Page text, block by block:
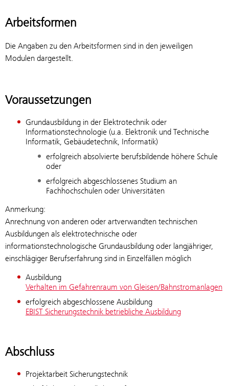
Arbeitsformen
Die Angaben zu den Arbeitsformen sind in den jeweiligen
Modulen dargestellt.
Voraussetzungen
Grundausbildung in der Elektrotechnik oder
Informationstechnologie (u.a. Elektronik und Technische
Informatik, Gebäudetechnik, Informatik)
erfolgreich absolvierte berufsbildende höhere Schule
oder
erfolgreich abgeschlossenes Studium an
Fachhochschulen oder Universitäten
Anmerkung:
Anrechnung von anderen oder artverwandten technischen
Ausbildungen als elektrotechnische oder
informationstechnologische Grundausbildung oder langjähriger,
einschlägiger Berufserfahrung sind in Einzelfällen möglich
Ausbildung
Verhalten im Gefahrenraum von Gleisen/Bahnstromanlagen
erfolgreich abgeschlossene Ausbildung
EBIST Sicherungstechnik betriebliche Ausbildung
Abschluss
Projektarbeit Sicherungstechnik